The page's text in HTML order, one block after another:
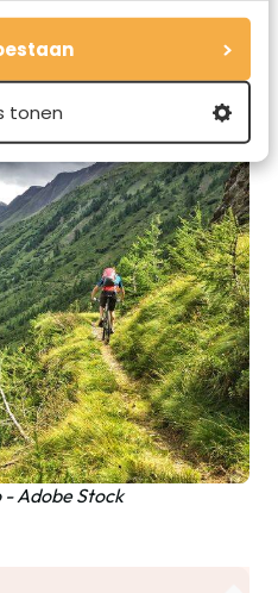
tonen
met alle stops erbij doe
Adobe Stock